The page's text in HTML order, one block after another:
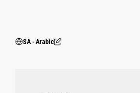
SA ‧ Arabic